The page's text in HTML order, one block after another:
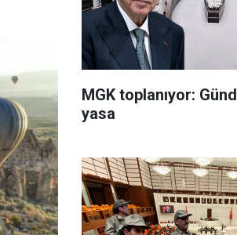
MGK toplanıyor:
yasa